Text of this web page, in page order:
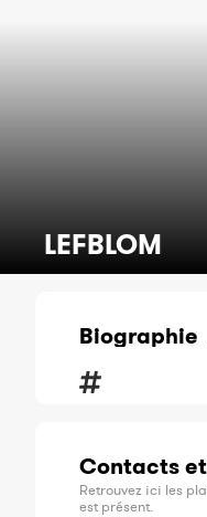
LEFBLOM
Biographie
Contacts
Retrouvez ici les
est présent.